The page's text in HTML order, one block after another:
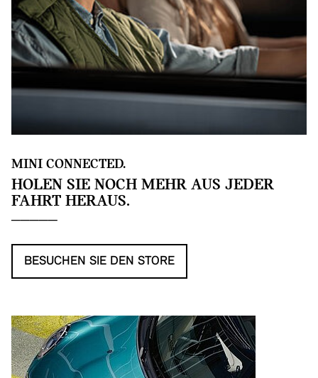
MINI CONNECTED.
HOLEN SIE NOCH MEHR AUS JEDER
FAHRT HERAUS.
BESUCHEN SIE DEN STORE